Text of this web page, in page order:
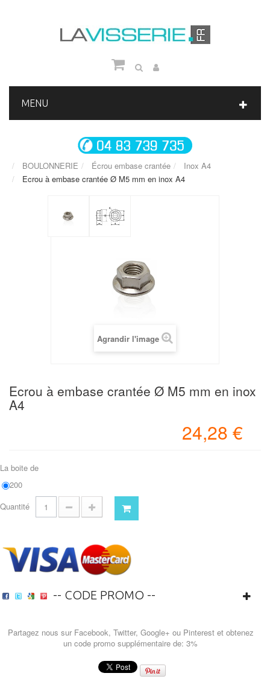
MENU
BOULONNERIE Écrou embase crantée
Inox A4
Ecrou à embase crantée Ø M5 mm en inox A4
Agrandir l'image
Ecrou à embase crantée Ø M5 mm en inox
A4
24,28 €
La boite de
200
Quantité
-- CODE PROMO --
Partagez nous sur Facebook, Twitter, Google+ ou Pinterest et obtenez
un code promo supplémentaire de: 3%